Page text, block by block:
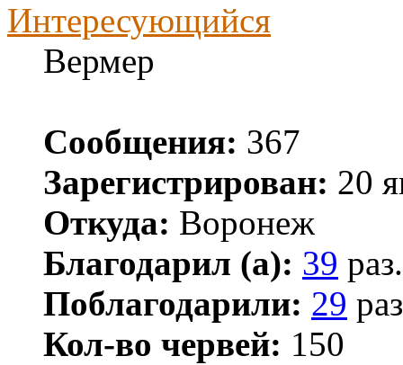
Интересующийся
Вермер
Сообщения: 367
Зарегистрирован: 20
Откуда: Воронеж
Благодарил (а): 39 раз.
Поблагодарили: 29
Кол-во червей: 150